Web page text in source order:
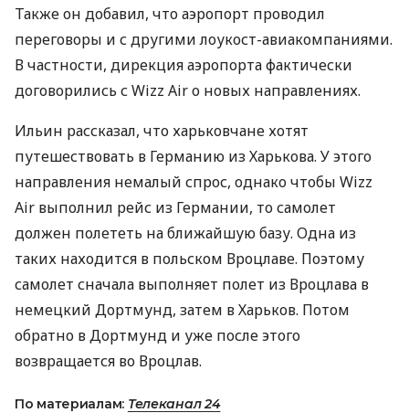
Также он добавил, что аэропорт проводил
переговоры и с другими лоукост-авиакомпаниями.
В частности, дирекция аэропорта фактически
договорились с Wizz Air о новых направлениях.
Ильин рассказал, что харьковчане хотят
путешествовать в Германию из Харькова. У этого
направления немалый спрос, однако чтобы Wizz
Air выполнил рейс из Германии, то самолет
должен полететь на ближайшую базу. Одна из
таких находится в польском Вроцлаве. Поэтому
самолет сначала выполняет полет из Вроцлава в
немецкий Дортмунд, затем в Харьков. Потом
обратно в Дортмунд и уже после этого
возвращается во Вроцлав.
По материалам: Телеканал 24